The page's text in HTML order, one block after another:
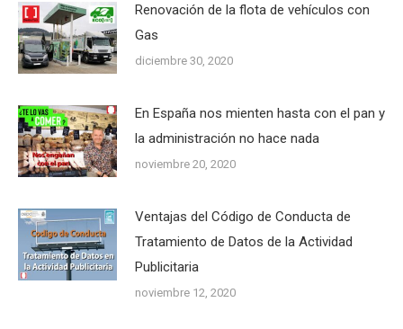
Renovación de la flota de vehículos con
Gas
diciembre 30, 2020
En España nos mienten hasta con el pan y
la administración no hace nada
noviembre 20, 2020
Ventajas del Código de Conducta de
Tratamiento de Datos de la Actividad
Publicitaria
noviembre 12, 2020